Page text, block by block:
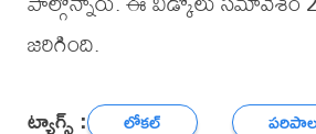
జరిగింది.
ట్యాగ్స్ : లోకల్